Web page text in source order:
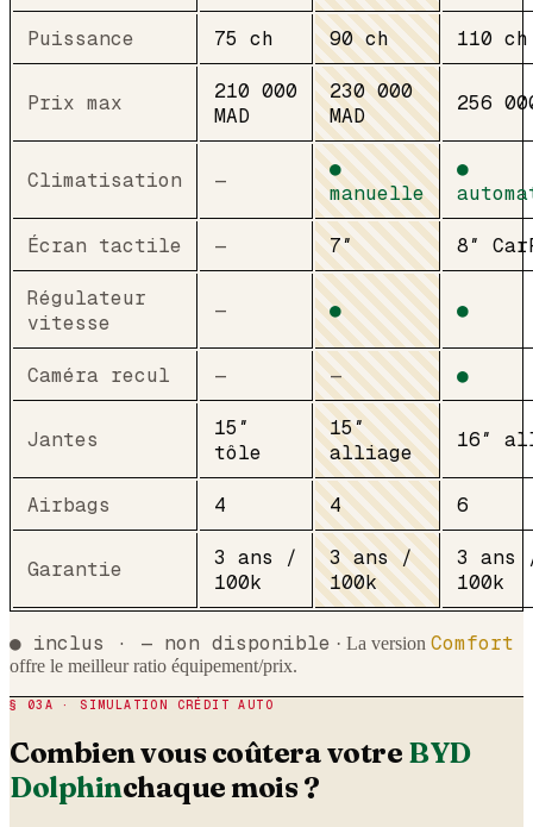
Puissance 75 ch 90 ch 110 ch
Prix max
210 000
MAD
230 000
MAD
256
Climatisation —
●
manuelle
●
Écran tactile — 7″ 8″
Régulateur
vitesse
— ● ●
Caméra recul — — ●
Jantes
15″
tôle
15″
alliage
16″
Airbags 4 4 6
Garantie
3 ans /
100k
3 ans /
100k
3 ans
100k
● inclus · — non disponible · La version Comfort
offre le meilleur ratio équipement/prix.
§ 03A · SIMULATION CRÉDIT AUTO
Combien vous coûtera votre BYD
Dolphinchaque mois ?